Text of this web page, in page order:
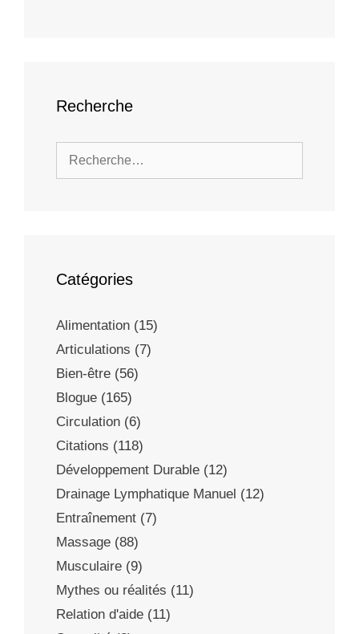
Recherche
Catégories
Alimentation (15)
Articulations (7)
Bien-être (56)
Blogue (165)
Circulation (6)
Citations (118)
Développement Durable (12)
Drainage Lymphatique Manuel (12)
Entraînement (7)
Massage (88)
Musculaire (9)
Mythes ou réalités (11)
Relation d'aide (11)